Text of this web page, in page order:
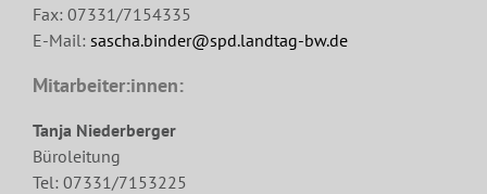
Fax: 07331/7154335
E-Mail: sascha.binder@spd.landtag-bw.de
Mitarbeiter:innen:
Tanja Niederberger
Büroleitung
Tel: 07331/7153225